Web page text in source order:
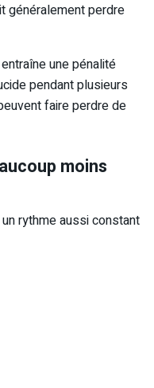
généralement perdre
une pénalité
pendant plusieurs
faire perdre de
moins
rythme aussi constant